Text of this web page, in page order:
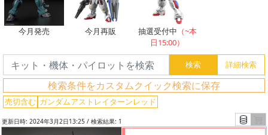
今月発売 今月再販 抽選受付中 （~本
日15:00）
検索条件をカスタムクイック検索に保存
売切含む ガンダムアストレイターンレッド
索
グ
レ
ド
更新日時: 2024年3月2日13:25 / 検索結果: 1